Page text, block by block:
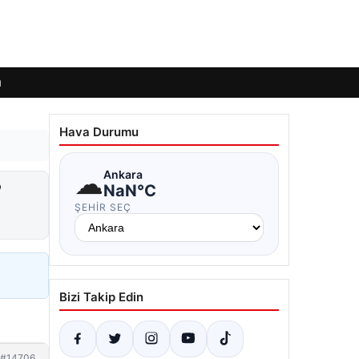
Hava Durumu
☁Ankara
NaN°C
ŞEHIR SEÇ
Bizi Takip Edin